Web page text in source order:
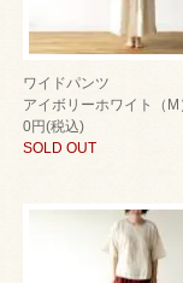
ワイドパンツ
アイボリーホワイト（M
0円(税込)
SOLD OUT